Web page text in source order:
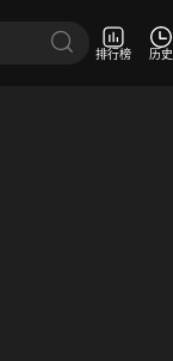
排行榜 历史